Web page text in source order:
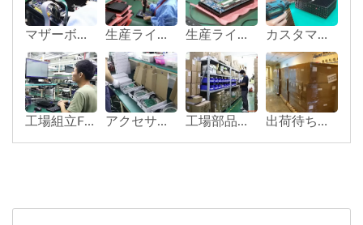
マザーボードプラットフォームへのケーブル設置 生産ラインでのマザーボード組立 生産ラインの初回検査 カスタマイズされたハウジングでの完成品生産
工場組立FQCテスト アクセサリーボックスの梱包 工場部品倉庫 出荷待ちの完成品エリア